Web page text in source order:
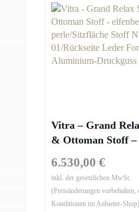
Vitra – Grand
& Ottoman Stoff –
Stoff Nubia 01/
Leder Forte 07/Fuß
Aluminium-
6.530,00 €
inkl. der gesetzlichen MwSt.
(Preisänderungen vorbehalten,
Konditionen im Anbieter-Shop)